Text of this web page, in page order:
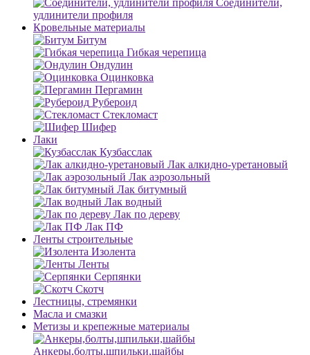
Соединители,
удлинители профиля
Кровельные материалы
Битум
Гибкая черепица
Ондулин
Оцинковка
Пергамин
Рубероид
Стекломаст
Шифер
Лаки
Кузбасслак
Лак алкидно-уретановый
Лак аэрозольный
Лак битумный
Лак водный
Лак по дереву
Лак ПФ
Ленты строительные
Изолента
Ленты
Серпянки
Скотч
Лестницы, стремянки
Масла и смазки
Метизы и крепежные материалы
Анкеры,болты,шпильки,шайбы